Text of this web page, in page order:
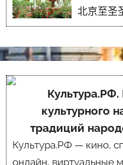
北京至圣
Культура.РФ.
культурного
традиций
Культура.РФ — кино,
онлайн, виртуальные